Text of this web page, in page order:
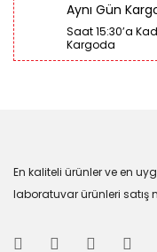
Aynı Gün
Saat 15:30’a
Kargoda
En kaliteli ürünler ve en
laboratuvar ürünleri satış